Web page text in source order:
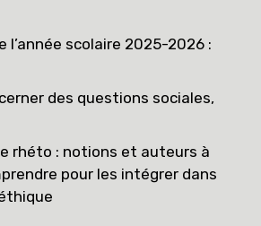
l’année scolaire 2025-2026 :
des questions sociales,
rhéto : notions et auteurs à
pour les intégrer dans